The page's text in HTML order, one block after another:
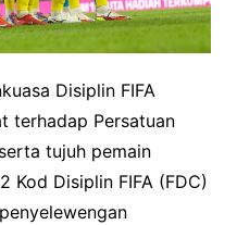
Disiplin FIFA
terhadap Persatuan
tujuh pemain
Kod Disiplin FIFA (FDC)